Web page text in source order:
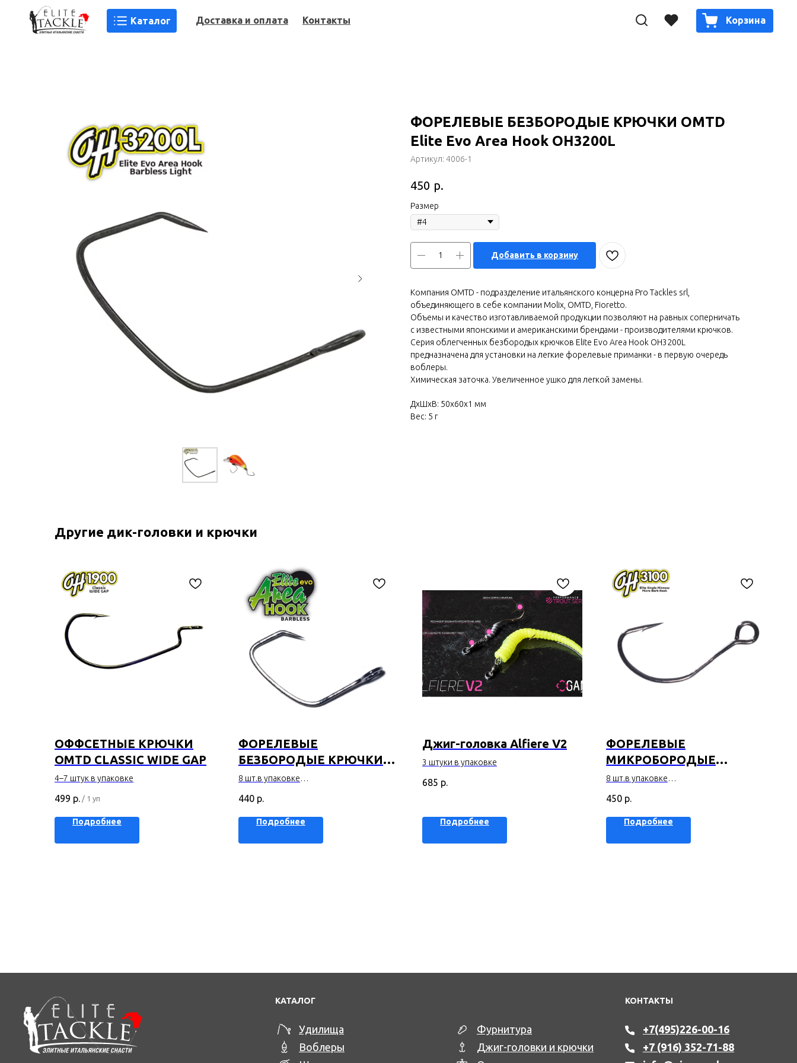
Каталог Корзина
Доставка и оплата Контакты
ФОРЕЛЕВЫЕ БEЗБОРОДЫЕ КРЮЧКИ OMTD
Elite Evo Area Hook OH3200L
Артикул: 4006-1
450 р.
Размер
Добавить в корзину
Компания OMTD - подразделение итальянского концерна Pro Tackles srl,
объединяющего в себе компании Molix, OMTD, Fioretto.
Объемы и качество изготавливаемой продукции позволяют на равных соперничать
с известными японскими и американскими брендами - производителями крючков.
Серия облегченных безбородых крючков Elite Evo Area Hook ОН3200L
предназначена для установки на легкие форелевые приманки - в первую очередь
воблеры.
Химическая заточка. Увеличенное ушко для легкой замены.
ДxШxВ: 50x60x1 мм
Вес: 5 г
Другие дик-головки и крючки
ОФФСЕТНЫЕ КРЮЧКИ
OMTD CLASSIC WIDE GAP
4–7 штук в упаковке
499 р. / 1 уп
Подробнее
ФОРЕЛЕВЫЕ
БEЗБОРОДЫЕ КРЮЧКИ
OMTD Elite Evo Area Hook
OH3200
8 шт.в упаковке
440 р.
Подробнее
Джиг-головка Alfiere V2
3 штуки в упаковке
685 р.
Подробнее
ФОРЕЛЕВЫЕ
МИКРОБОРОДЫЕ
КРЮЧКИ OMTD Elite Area
Hook OH3100
8 шт.в упаковке
450 р.
Подробнее
КАТАЛОГ
Удилища
Воблеры
Фурнитура
Джиг-головки и крючки
КОНТАКТЫ
+7(495)226-00-16
+7 (916) 352-71-88